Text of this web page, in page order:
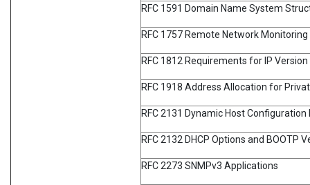
RFC 1591 Domain Name System
RFC 1757 Remote Network
RFC 1812 Requirements for IP
RFC 1918 Address Allocation for
RFC 2131 Dynamic Host Configuration
RFC 2132 DHCP Options and BOOTP
RFC 2273 SNMPv3 Applications